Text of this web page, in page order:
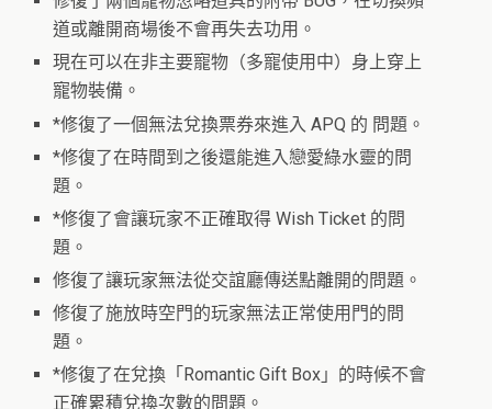
道或離開商場後不會再失去功用。
現在可以在非主要寵物（多寵使用中）身上穿上
寵物裝備。
*修復了一個無法兌換票券來進入 APQ 的 問題。
*修復了在時間到之後還能進入戀愛綠水靈的問
題。
*修復了會讓玩家不正確取得 Wish Ticket 的問
題。
修復了讓玩家無法從交誼廳傳送點離開的問題。
修復了施放時空門的玩家無法正常使用門的問
題。
*修復了在兌換「Romantic Gift Box」的時候不會
正確累積兌換次數的問題。